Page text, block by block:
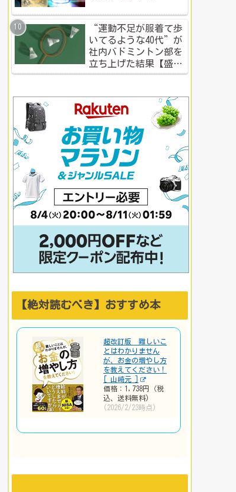
“運動不足が服着て歩
いてるような40代”が
社内バドミントン部を
立ち上げた結果【盛り
上がる社内イベント成
【絶対読むべき】おすすめ本
超改訂版 難しいこ
とはわかりません
が、お金の増やし方
を教えてください！
[ 山崎元 ]
価格：1,738円（税
込、送料無料)
(2026/2/23時点)